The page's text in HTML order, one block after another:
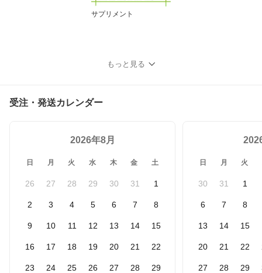
サプリメント
もっと見る
受注・発送カレンダー
2026年8月
日 月 火 水 木 金 土
26 27 28 29 30 31 1
2 3 4 5 6 7 8
9 10 11 12 13 14 15
16 17 18 19 20 21 22
23 24 25 26 27 28 29
日 月 火
30 31 1
6 7 8
13 14 15
20 21 22
27 28 29